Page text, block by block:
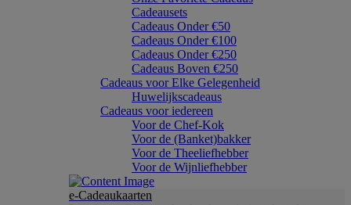
Cadeausets
Cadeaus Onder €50
Cadeaus Onder €100
Cadeaus Onder €250
Cadeaus Boven €250
Cadeaus voor Elke Gelegenheid
Huwelijkscadeaus
Cadeaus voor iedereen
Voor de Chef-Kok
Voor de (Banket)bakker
Voor de Theeliefhebber
Voor de Wijnliefhebber
e-Cadeaukaarten